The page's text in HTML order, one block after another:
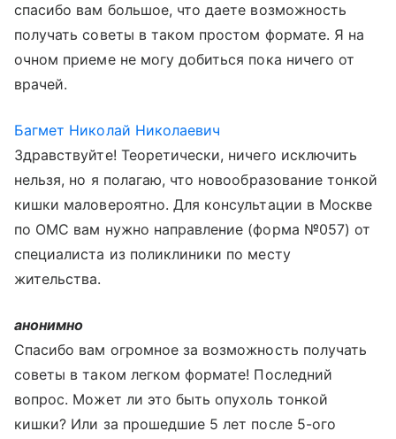
спасибо вам большое, что даете возможность
получать советы в таком простом формате. Я на
очном приеме не могу добиться пока ничего от
врачей.
Багмет Николай Николаевич
Здравствуйте! Теоретически, ничего исключить
нельзя, но я полагаю, что новообразование тонкой
кишки маловероятно. Для консультации в Москве
по ОМС вам нужно направление (форма №057) от
специалиста из поликлиники по месту
жительства.
анонимно
Спасибо вам огромное за возможность получать
советы в таком легком формате! Последний
вопрос. Может ли это быть опухоль тонкой
кишки? Или за прошедшие 5 лет после 5-ого